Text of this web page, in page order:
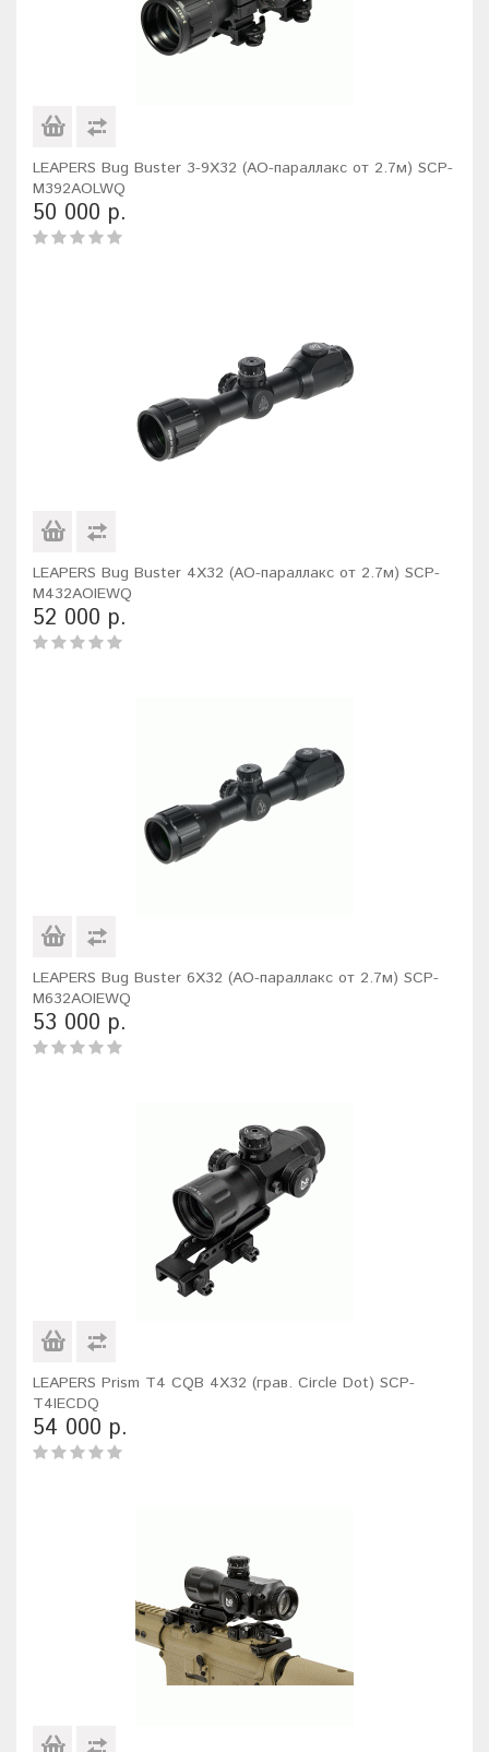
LEAPERS Bug Buster 3-9X32 (AO-параллакс от 2.7м) SCP-
M392AOLWQ
50 000 р.
LEAPERS Bug Buster 4X32 (AO-параллакс от 2.7м) SCP-
M432AOIEWQ
52 000 р.
LEAPERS Bug Buster 6X32 (AO-параллакс от 2.7м) SCP-
M632AOIEWQ
53 000 р.
LEAPERS Prism T4 CQB 4X32 (грав. Circle Dot) SCP-
T4IECDQ
54 000 р.